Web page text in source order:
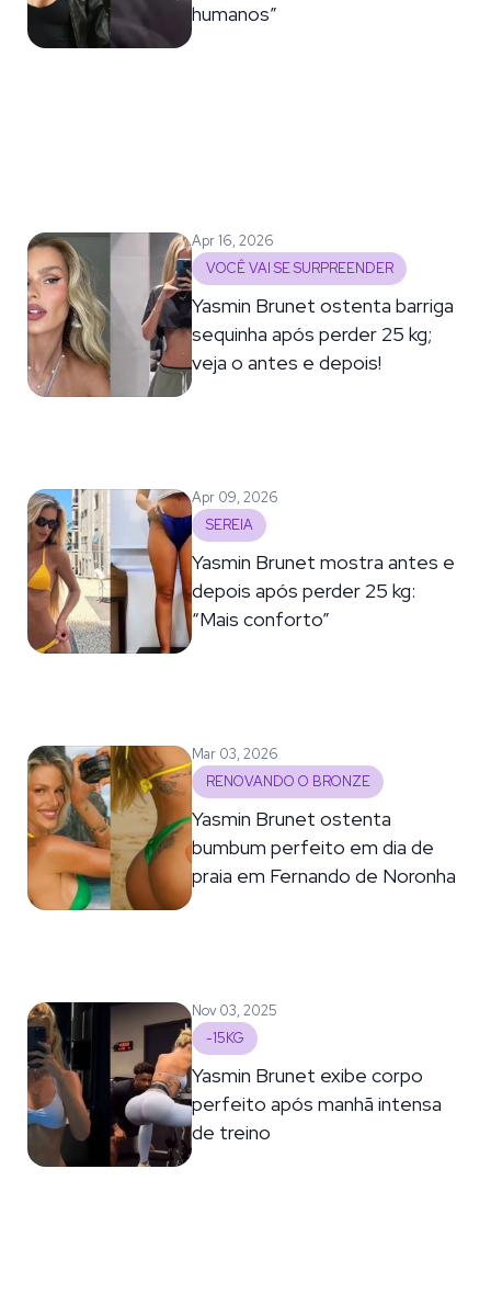
humanos”
Apr 16, 2026
VOCÊ VAI SE SURPREENDER
Yasmin Brunet ostenta barriga
sequinha após perder 25 kg;
veja o antes e depois!
Apr 09, 2026
SEREIA
Yasmin Brunet mostra antes e
depois após perder 25 kg:
“Mais conforto”
Mar 03, 2026
RENOVANDO O BRONZE
Yasmin Brunet ostenta
bumbum perfeito em dia de
praia em Fernando de Noronha
Nov 03, 2025
-15KG
Yasmin Brunet exibe corpo
perfeito após manhã intensa
de treino